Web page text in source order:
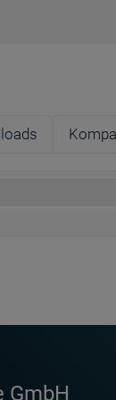
GmbH